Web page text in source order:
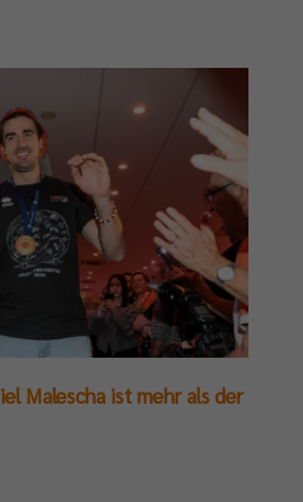
Malescha ist mehr als der